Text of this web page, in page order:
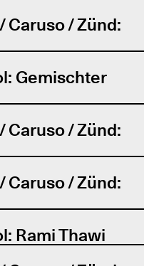
Caruso / Zünd:
Gemischter
Caruso / Zünd:
Caruso / Zünd:
Rami Thawi